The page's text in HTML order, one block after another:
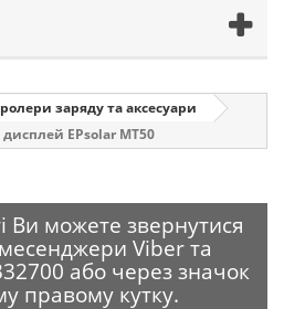
заряду та аксесуари
EPsolar MT50
Ви можете звернутися
Viber та
або через значок
правому кутку.